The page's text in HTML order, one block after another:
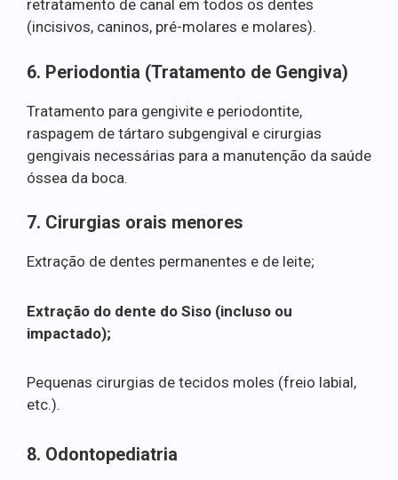
retratamento de canal em todos os dentes
(incisivos, caninos, pré-molares e molares).
6. Periodontia (Tratamento de Gengiva)
Tratamento para gengivite e periodontite,
raspagem de tártaro subgengival e cirurgias
gengivais necessárias para a manutenção da saúde
óssea da boca.
7. Cirurgias orais menores
Extração de dentes permanentes e de leite;
Extração do dente do Siso (incluso ou
impactado);
Pequenas cirurgias de tecidos moles (freio labial,
etc.).
8. Odontopediatria